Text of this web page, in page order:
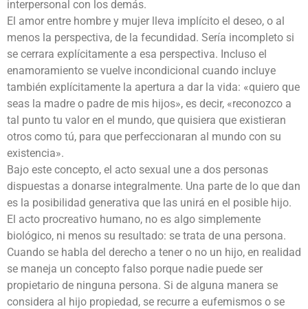
interpersonal con los demás.
El amor entre hombre y mujer lleva implícito el deseo, o al
menos la perspectiva, de la fecundidad. Sería incompleto si
se cerrara explícitamente a esa perspectiva. Incluso el
enamoramiento se vuelve incondicional cuando incluye
también explícitamente la apertura a dar la vida: «quiero que
seas la madre o padre de mis hijos», es decir, «reconozco a
tal punto tu valor en el mundo, que quisiera que existieran
otros como tú, para que perfeccionaran al mundo con su
existencia».
Bajo este concepto, el acto sexual une a dos personas
dispuestas a donarse integralmente. Una parte de lo que dan
es la posibilidad generativa que las unirá en el posible hijo.
El acto procreativo humano, no es algo simplemente
biológico, ni menos su resultado: se trata de una persona.
Cuando se habla del derecho a tener o no un hijo, en realidad
se maneja un concepto falso porque nadie puede ser
propietario de ninguna persona. Si de alguna manera se
considera al hijo propiedad, se recurre a eufemismos o se